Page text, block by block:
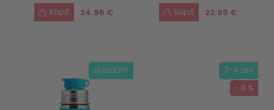
24.95 €
22.95 €
skladom 3-4 dni
- 8 %